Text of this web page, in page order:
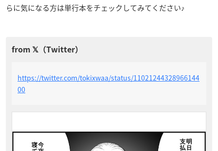
らに気になる方は単行本をチェックしてみてください♪
https://twitter.com/tokixwaa/status/11021244328966144
00